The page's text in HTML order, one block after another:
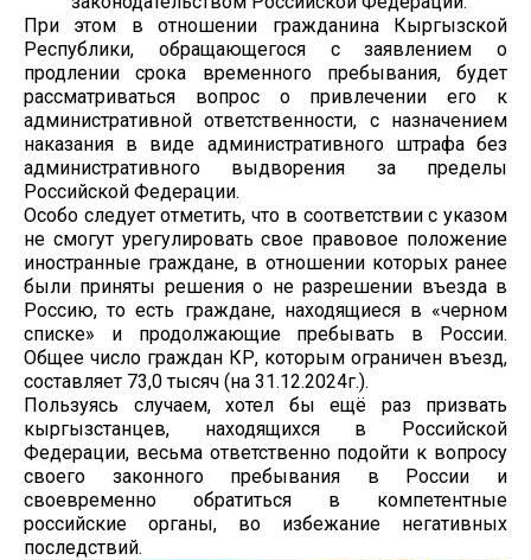
При этом в отношении гражданина Кыргызской
Республики, обращающегося с заявлением о
продлении срока временного пребывания, будет
рассматриваться вопрос о привлечении его к
административной ответственности, с назначением
наказания в виде административного штрафа без
административного выдворения за пределы
Российской Федерации.
Особо следует отметить, что в соответствии с указом
не смогут урегулировать свое правовое положение
иностранные граждане, в отношении которых ранее
были приняты решения о не разрешении въезда в
Россию, то есть граждане, находящиеся в «черном
списке» и продолжающие пребывать в России.
Общее число граждан КР, которым ограничен въезд,
составляет 73,0 тысяч (на 31.12.2024г.).
Пользуясь случаем, хотел бы ещё раз призвать
кыргызстанцев, находящихся в Российской
Федерации, весьма ответственно подойти к вопросу
своего законного пребывания в России и
своевременно обратиться в компетентные
российские органы, во избежание негативных
последствий.